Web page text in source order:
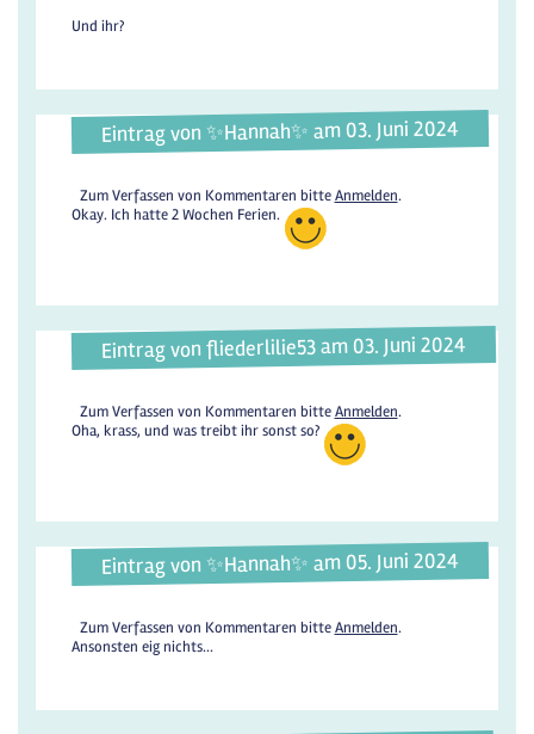
Und ihr?
Eintrag von ✨️Hannah✨️ am 03. Juni 2024
Zum Verfassen von Kommentaren bitteAnmelden.
Okay. Ich hatte 2 Wochen Ferien.
Eintrag von fliederlilie53 am 03. Juni 2024
Zum Verfassen von Kommentaren bitteAnmelden.
Oha, krass, und was treibt ihr sonst so?
Eintrag von ✨️Hannah✨️ am 05. Juni 2024
Zum Verfassen von Kommentaren bitteAnmelden.
Ansonsten eig nichts...